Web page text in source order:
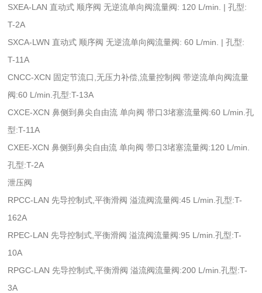
SXEA-LAN 直动式 顺序阀 无逆流单向阀流量阀: 120 L/min. | 孔型:
T-2A
SXCA-LWN 直动式 顺序阀 无逆流单向阀流量阀: 60 L/min. | 孔型:
T-11A
CNCC-XCN 固定节流口,无压力补偿,流量控制阀 带逆流单向阀流量
阀:60 L/min.孔型:T-13A
CXCE-XCN 鼻侧到鼻尖自由流 单向阀 带口3堵塞流量阀:60 L/min.孔
型:T-11A
CXEE-XCN 鼻侧到鼻尖自由流 单向阀 带口3堵塞流量阀:120 L/min.
孔型:T-2A
泄压阀
RPCC-LAN 先导控制式,平衡滑阀 溢流阀流量阀:45 L/min.孔型:T-
162A
RPEC-LAN 先导控制式,平衡滑阀 溢流阀流量阀:95 L/min.孔型:T-
10A
RPGC-LAN 先导控制式,平衡滑阀 溢流阀流量阀:200 L/min.孔型:T-
3A